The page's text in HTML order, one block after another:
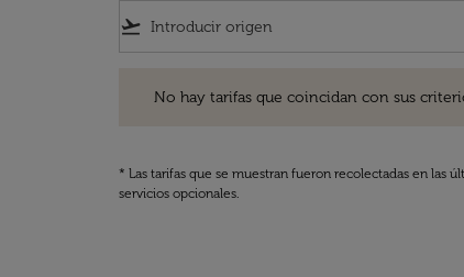
flight_takeoff
No hay tarifas que coincidan con sus
* Las tarifas que se muestran fueron recolectadas en las
servicios opcionales.